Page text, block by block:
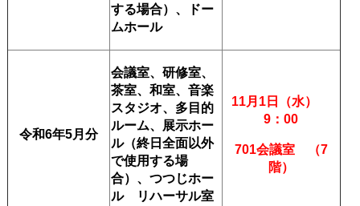
する場合）、ドー
ムホール
令和6年5月分
会議室、研修室、
茶室、和室、音楽
スタジオ、多目的
ルーム、展示ホー
ル（終日全面以外
で使用する場
合）、 つつじホー
ル リハーサル室
11月1日（水）
9：00
701会議室 （7
階）